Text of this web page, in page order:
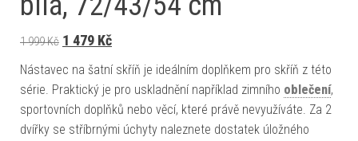
1 999Kč Původní cena byla: 1 999 Kč.
1 479 KčAktuální cena je: 1 479 Kč.
Nástavec na šatní skříň je ideálním doplňkem pro skříň z této
série. Praktický je pro uskladnění například zimního oblečení,
sportovních doplňků nebo věcí, které právě nevyužíváte. Za 2
dvířky se stříbrnými úchyty naleznete dostatek úložného